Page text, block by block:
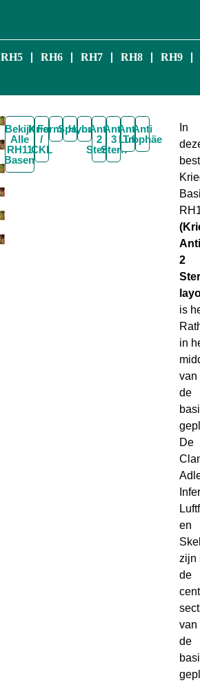
RH5 RH6 RH7 RH8 RH9
Bekijk
Alle
RH11
Basen
Krieg
/
CKL
Farmen
Spaß
Hybrid
Anti
2
Stern
Anti
3
Stern
Anti
Luft
Anti
Trophäe
In
Anti
2
is
in
van
de
De
en
zijn
de
van
de